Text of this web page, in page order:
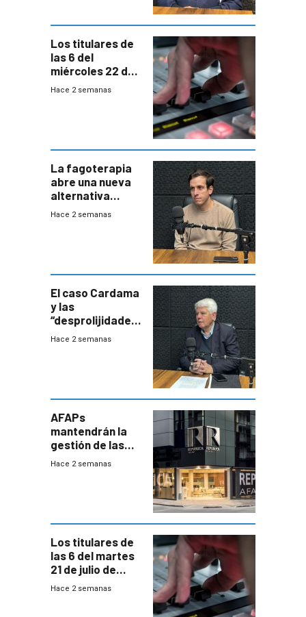
Los titulares de
las 6 del
miércoles 22 de
julio de 2026
Hace 2 semanas
La fagoterapia
abre una nueva
alternativa
contra bacterias
innovadora
Hace 2 semanas
El caso Cardama
y las
“desprolijidades”
que la
Hace 2 semanas
AFAPs
mantendrán la
gestión de las
cuentas
Hace 2 semanas
Los titulares de
las 6 del martes
21 de julio de
2026
Hace 2 semanas